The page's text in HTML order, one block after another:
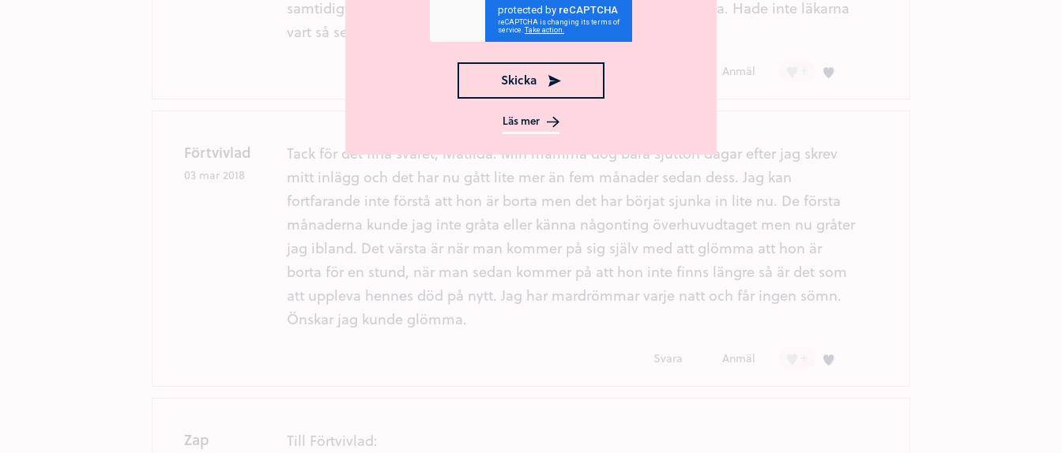
Skicka
Läs mer
samtidigt så fylld med så mycket ångest och sorg, men också ilska. Hade inte läkarna
vart så sega kanske dem hade kunna lyckas rädda henne?
Anmäl Kärlek (3)
Förtvivlad
03 mar 2018
Tack för det fina svaret, Matilda. Min mamma dog bara sjutton dagar efter jag skrev
mitt inlägg och det har nu gått lite mer än fem månader sedan dess. Jag kan
fortfarande inte förstå att hon är borta men det har börjat sjunka in lite nu. De första
månaderna kunde jag inte gråta eller känna någonting överhuvudtaget men nu gråter
jag ibland. Det värsta är när man kommer på sig själv med att glömma att hon är
borta för en stund, när man sedan kommer på att hon inte finns längre så är det som
att uppleva hennes död på nytt. Jag har mardrömmar varje natt och får ingen sömn.
Önskar jag kunde glömma.
Anmäl
Svara Kärlek (2)
Zap
Till Förtvivlad: